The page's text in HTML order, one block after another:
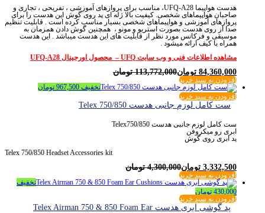
هدست هواپیما UFQ-A28، مناسب برای پروازهای آموزشی ، تفریحی ، تجاری و
صاحبان هواپیماهای شخصی. کیفیت بالا ژله ای پد روی گوش این هدست را برای
پروازهای آموزشی و هواپیماهای شخصی بسیار مناسب کرده است . قابلیت تنظیم
صدا از روی هدست بصورت استریو و مونو ، همچنین گوش دادن همزمان به
موسیقی و فرکانس مورد نظر از قابلیت های این هدست میباشد . این هدست
همراه با کیف ارائه میشود .
مشاهده اطلاعات فنی و وب سایت UFQ – محصول اورجینال UFQ-A28
84,360,000 تومان113,772,000 تومان
افزودن به سبد خرید
تخفیف 967,500 تومان
افزودن به سبد خرید
ست کامل لوزم جانبی هدست Telex 750/850
ست کامل لوزم جانبی هدست Telex750/850
ابری رو میکروفن
پد ابری روی گوش
Telex 750/850 Headset Accessories kit
3,332,500 تومان4,300,000 تومان
افزودن به سبد خرید
تخفیف
430,000 تومان
افزودن به سبد خرید
پد گوشی ابری هدست Telex Airman 750 & 850 Foam Ear